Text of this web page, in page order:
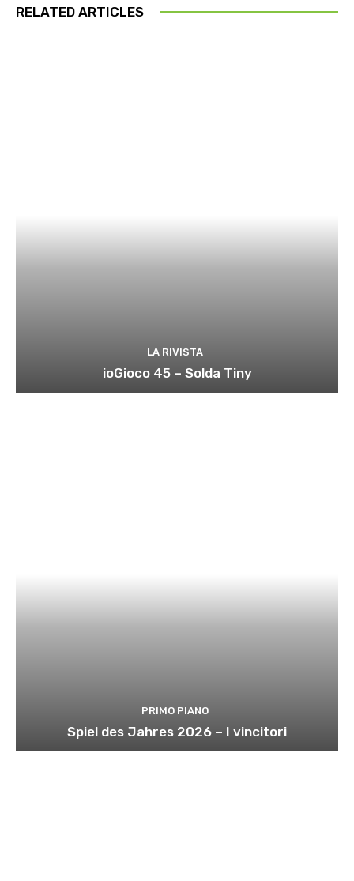
RELATED ARTICLES
LA RIVISTA
ioGioco 45 – Solda Tiny
PRIMO PIANO
Spiel des Jahres 2026 – I vincitori